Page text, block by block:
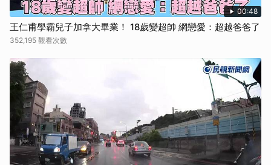
00:48
王仁甫學霸兒子加拿大畢業！ 18歲變超帥 網戀愛：超越爸爸了
352,195 觀看次數